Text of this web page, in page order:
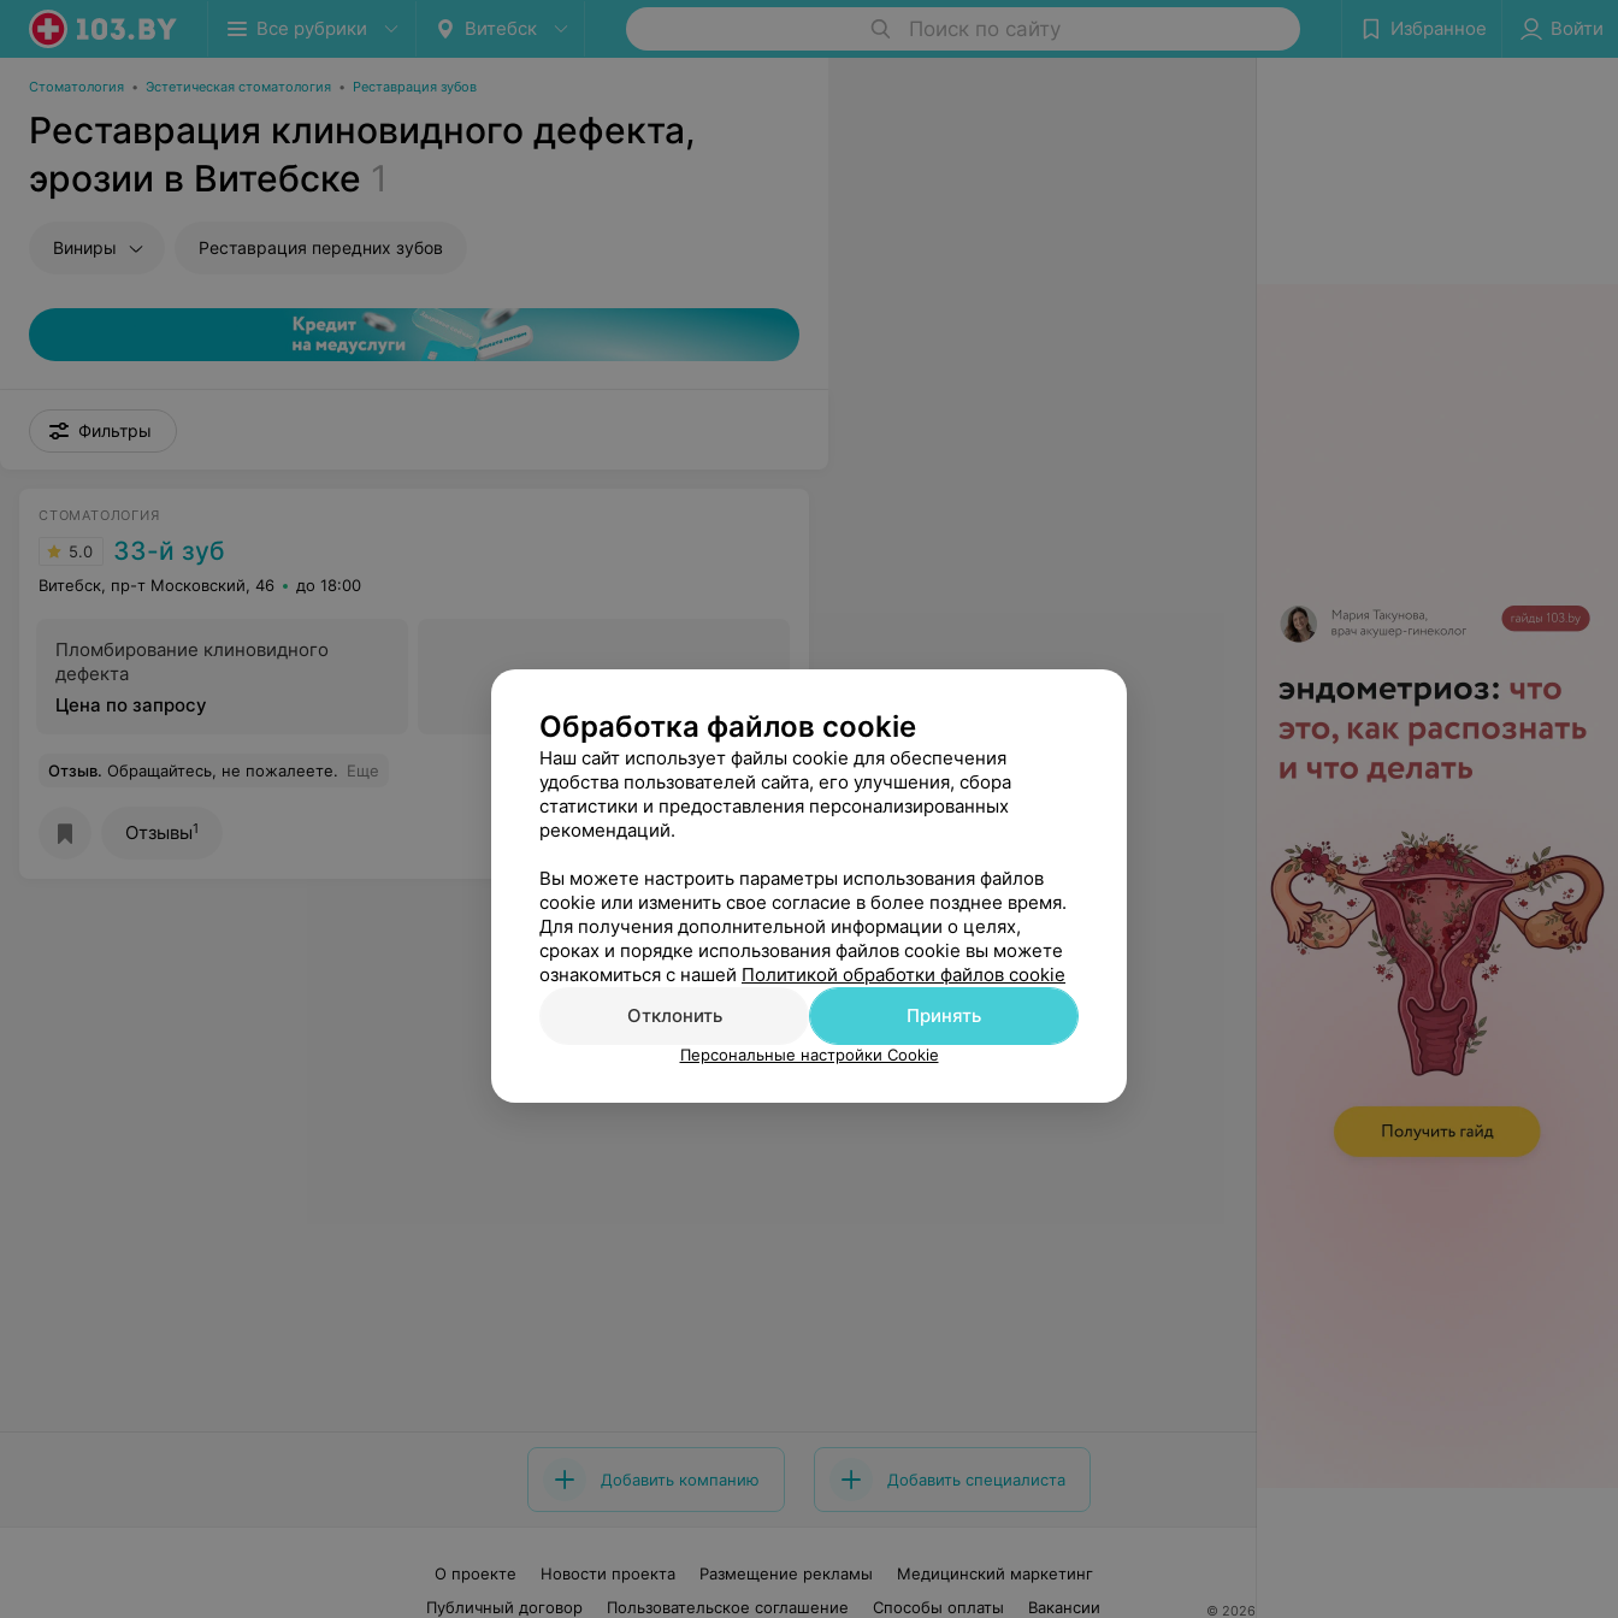
Все рубрики Витебск Поиск по сайту Избранное Войти
Стоматология • Эстетическая стоматология • Реставрация зубов
Реставрация клиновидного дефекта,
эрозии в Витебске 1
Виниры Реставрация передних зубов
Фильтры
СТОМАТОЛОГИЯ
5.0 33-й зуб
Витебск, пр-т Московский, 46 до 18:00
Пломбирование клиновидного
дефекта
Цена по запросу
Все цены
Отзыв. Обращайтесь, не пожалеете. Еще
Отзывы1
Добавить компанию Добавить специалиста
О проекте Новости проекта Размещение рекламы
Медицинский маркетинг
Публичный договор
Пользовательское соглашение Способы оплаты Вакансии © 2026 ООО «Артокс Лаб», УНП 191700409
Обработка файлов cookie
Наш сайт использует файлы cookie для обеспечения
удобства пользователей сайта, его улучшения, сбора
статистики и предоставления персонализированных
рекомендаций.
Вы можете настроить параметры использования файлов
cookie или изменить свое согласие в более позднее время.
Для получения дополнительной информации о целях,
сроках и порядке использования файлов cookie вы можете
ознакомиться с нашей Политикой обработки файлов cookie
Отклонить
Принять
Персональные настройки Cookie